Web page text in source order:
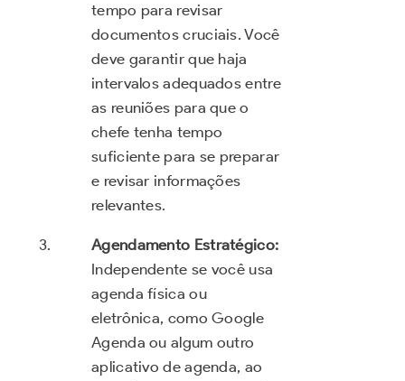
tempo para revisar
documentos cruciais. Você
deve garantir que haja
intervalos adequados entre
as reuniões para que o
chefe tenha tempo
suficiente para se preparar
e revisar informações
relevantes.
Agendamento Estratégico:
Independente se você usa
agenda física ou
eletrônica, como Google
Agenda ou algum outro
aplicativo de agenda, ao